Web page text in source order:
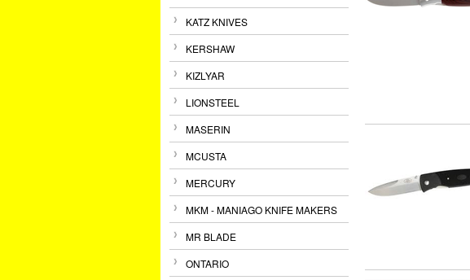
KATZ KNIVES
KERSHAW
KIZLYAR
LIONSTEEL
MASERIN
MCUSTA
MERCURY
MKM - MANIAGO KNIFE MAKERS
MR BLADE
ONTARIO